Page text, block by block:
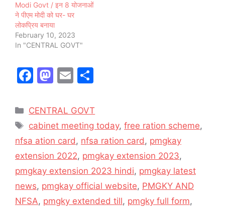
Modi Govt / इन 8 योजनाओं
ने पीएम मोदी को घर- घर
लोकप्रिय बनाया
February 10, 2023
In "CENTRAL GOVT"
F
c
e
b
o
o
k
M
st
o
d
o
n
E
ai
l
ar
e
Categories
CENTRAL GOVT
Tags
cabinet meeting today,free ration scheme,
nfsa ation card, nfsa ration card, pmgkay
extension 2022, pmgkay extension 2023,
pmgkay extension 2023 hindi, pmgkay latest
news, pmgkay official website, PMGKY AND
NFSA, pmgky extended till, pmgky full form,